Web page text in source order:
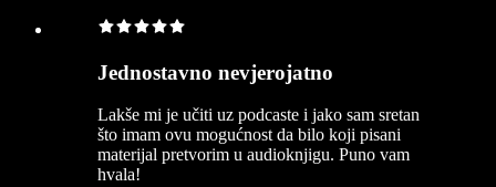
Jednostavno nevjerojatno
Lakše mi je učiti uz podcaste i jako sam sretan
što imam ovu mogućnost da bilo koji pisani
materijal pretvorim u audioknjigu. Puno vam
hvala!